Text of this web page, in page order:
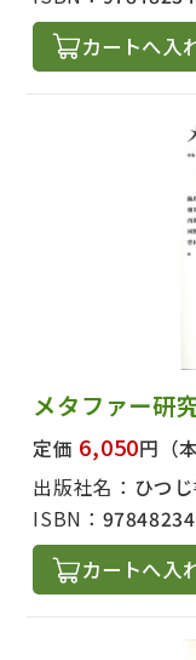
カートへ入
メタファー研
定価 6,050円 （
出版社名： ひつ
ISBN：
カートへ入